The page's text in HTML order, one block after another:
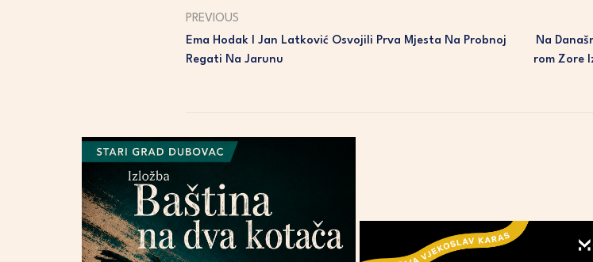
PREVIOUS
Ema Hodak I Jan Latković Osvojili Prva Mjesta Na Probnoj
Regati Na Jarunu
Na
Rom Zore